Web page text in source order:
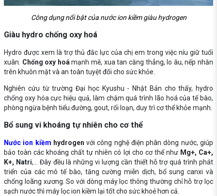
Công dụng nổi bật của nước ion kiềm giàu hydrogen
Giàu hydro chống oxy hoá
Hydro được xem là trợ thủ đắc lực của chị em trong việc níu giữ tuổi
xuân. Chống oxy hoá mạnh mẽ, xua tan căng thẳng, lo âu, nếp nhăn
trên khuôn mặt và an toàn tuyệt đối cho sức khỏe.
Nghiên cứu từ trường Đại học Kyushu - Nhật Bản cho thấy, hydro
chống oxy hóa cực hiệu quả, làm chậm quá trình lão hoá của tế bào,
phòng ngừa bệnh tiểu đường, gout, rối loạn, duy trì cơ thể khỏe mạnh.
Bổ sung vi khoáng tự nhiên cho cơ thể
Nước ion kiềm hydrogen với công nghệ điện phân dòng nước, giúp
bảo toàn các khoáng chất tự nhiên có lợi cho cơ thể như Mg+, Ca+,
K+, Natri,... Đây đều là những vi lượng cần thiết hỗ trợ quá trình phát
triển của các mô tế bào, tăng cường miễn dịch, bổ sung canxi và
chống loãng xương. So với dòng máy lọc thông thường chỉ hỗ trợ lọc
sạch nước thì máy lọc ion kiềm lại tốt cho sức khoẻ hơn cả.